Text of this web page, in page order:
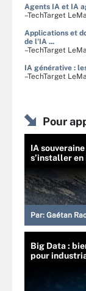
Agents IA et IA
–TechTarget
Applications et
de l'IA ...
–TechTarget
IA générative :
–TechTarget
Pour
IA
s’installer en
Par: Gaétan
Big Data :
pour